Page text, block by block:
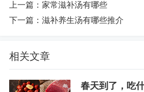
22.脾虚的人不吃寒凉的水果，
香蕉、柚子等
上一篇： 家常滋补汤有哪些
下一篇： 滋补养生汤有哪些推介
相关文章
春天到了，吃